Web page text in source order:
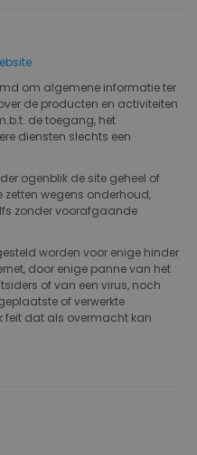
om algemene informatie ter
de producten en activiteiten
de toegang, het
diensten slechts een
ogenblik de site geheel of
zetten wegens onderhoud,
zonder voorafgaande
worden voor enige hinder
door enige panne van het
of van een virus, noch
of verwerkte
feit dat als overmacht kan